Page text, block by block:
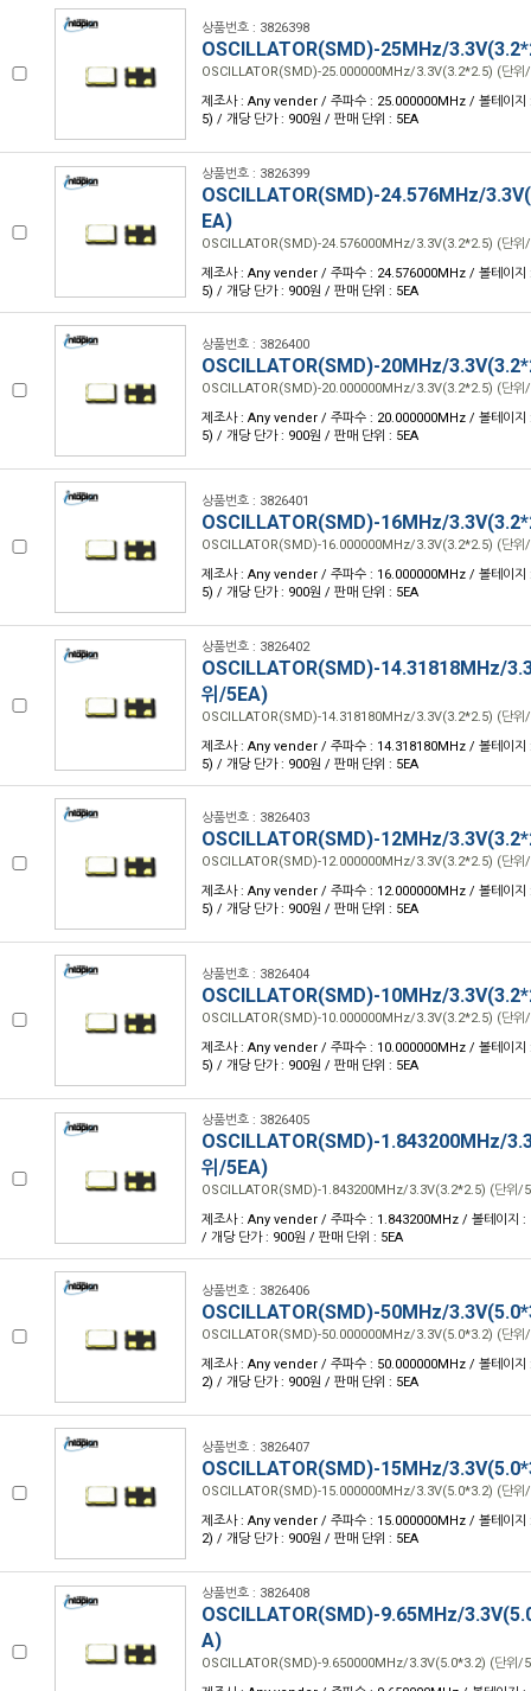
상품번호 : 3826398
OSCILLATOR(SMD)-25MHz/
OSCILLATOR(SMD)-25.000000MHz/3.3V(3.2*2.5) (단위
제조사 : Any vender / 주파수 : 25.000000MHz / 볼테이
5) / 개당 단가 : 900원 / 판매 단위 : 5EA
상품번호 : 3826399
OSCILLATOR(SMD)-24.576MHz/
EA)
OSCILLATOR(SMD)-24.576000MHz/3.3V(3.2*2.5) (단위
제조사 : Any vender / 주파수 : 24.576000MHz / 볼테이
5) / 개당 단가 : 900원 / 판매 단위 : 5EA
상품번호 : 3826400
OSCILLATOR(SMD)-20MHz/
OSCILLATOR(SMD)-20.000000MHz/3.3V(3.2*2.5) (단위
제조사 : Any vender / 주파수 : 20.000000MHz / 볼테이
5) / 개당 단가 : 900원 / 판매 단위 : 5EA
상품번호 : 3826401
OSCILLATOR(SMD)-16MHz/
OSCILLATOR(SMD)-16.000000MHz/3.3V(3.2*2.5) (단위
제조사 : Any vender / 주파수 : 16.000000MHz / 볼테이
5) / 개당 단가 : 900원 / 판매 단위 : 5EA
상품번호 : 3826402
OSCILLATOR(SMD)-14.31818MHz/
위/5EA)
OSCILLATOR(SMD)-14.318180MHz/3.3V(3.2*2.5) (단위
제조사 : Any vender / 주파수 : 14.318180MHz / 볼테이
5) / 개당 단가 : 900원 / 판매 단위 : 5EA
상품번호 : 3826403
OSCILLATOR(SMD)-12MHz/
OSCILLATOR(SMD)-12.000000MHz/3.3V(3.2*2.5) (단위
제조사 : Any vender / 주파수 : 12.000000MHz / 볼테이
5) / 개당 단가 : 900원 / 판매 단위 : 5EA
상품번호 : 3826404
OSCILLATOR(SMD)-10MHz/
OSCILLATOR(SMD)-10.000000MHz/3.3V(3.2*2.5) (단위
제조사 : Any vender / 주파수 : 10.000000MHz / 볼테이
5) / 개당 단가 : 900원 / 판매 단위 : 5EA
상품번호 : 3826405
OSCILLATOR(SMD)-1.843200MHz/
위/5EA)
OSCILLATOR(SMD)-1.843200MHz/3.3V(3.2*2.5) (단위/
제조사 : Any vender / 주파수 : 1.843200MHz / 볼테이지
/ 개당 단가 : 900원 / 판매 단위 : 5EA
상품번호 : 3826406
OSCILLATOR(SMD)-50MHz/
OSCILLATOR(SMD)-50.000000MHz/3.3V(5.0*3.2) (단위
제조사 : Any vender / 주파수 : 50.000000MHz / 볼테이
2) / 개당 단가 : 900원 / 판매 단위 : 5EA
상품번호 : 3826407
OSCILLATOR(SMD)-15MHz/
OSCILLATOR(SMD)-15.000000MHz/3.3V(5.0*3.2) (단위
제조사 : Any vender / 주파수 : 15.000000MHz / 볼테이
2) / 개당 단가 : 900원 / 판매 단위 : 5EA
상품번호 : 3826408
OSCILLATOR(SMD)-9.65MHz/
A)
OSCILLATOR(SMD)-9.650000MHz/3.3V(5.0*3.2) (단위/